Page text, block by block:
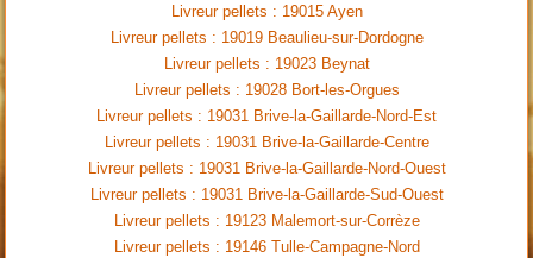
Livreur pellets : 19015 Ayen
Livreur pellets : 19019 Beaulieu-sur-Dordogne
Livreur pellets : 19023 Beynat
Livreur pellets : 19028 Bort-les-Orgues
Livreur pellets : 19031 Brive-la-Gaillarde-Nord-Est
Livreur pellets : 19031 Brive-la-Gaillarde-Centre
Livreur pellets : 19031 Brive-la-Gaillarde-Nord-Ouest
Livreur pellets : 19031 Brive-la-Gaillarde-Sud-Ouest
Livreur pellets : 19123 Malemort-sur-Corrèze
Livreur pellets : 19146 Tulle-Campagne-Nord